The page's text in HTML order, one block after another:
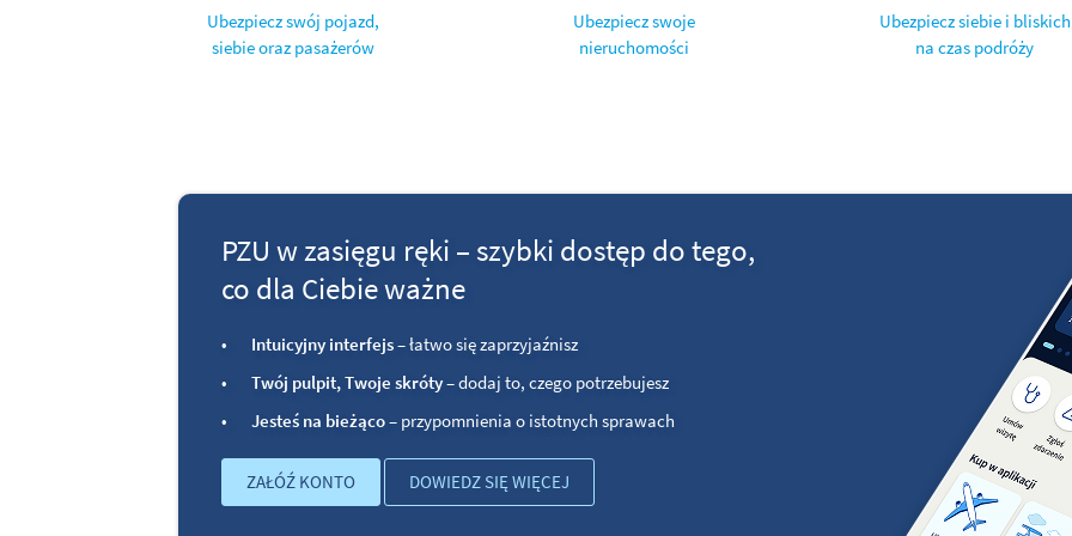
Ubezpiecz swój pojazd,
siebie oraz pasażerów
Ubezpiecz swoje
nieruchomości
Ubezpiecz siebie i bliskich
na czas podróży
PZU w zasięgu ręki – szybki dostęp do tego,
co dla Ciebie ważne
Intuicyjny interfejs– łatwo się zaprzyjaźnisz
Twój pulpit, Twoje skróty– dodaj to, czego potrzebujesz
Jesteś na bieżąco– przypomnienia o istotnych sprawach
ZAŁÓŹ KONTO DOWIEDZ SIĘ WIĘCEJ